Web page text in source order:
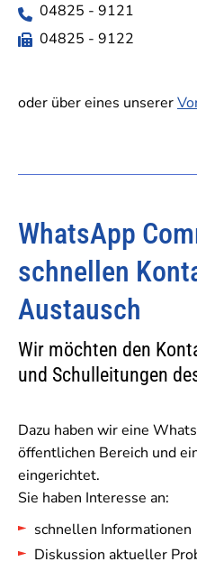
04825 - 9121
04825 - 9122
oder über eines unserer
WhatsApp
schnellen
Austausch
Wir möchten den
und Schulleitungen
Dazu haben wir eine
öffentlichen Bereich und
eingerichtet.
Sie haben Interesse an:
schnellen Informationen
Diskussion aktueller